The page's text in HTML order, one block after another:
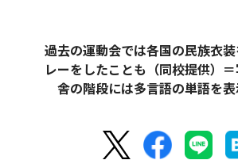
過去の運動会では各国の民族衣
レーをしたことも（同校提供）
舎の階段には多言語の単語を